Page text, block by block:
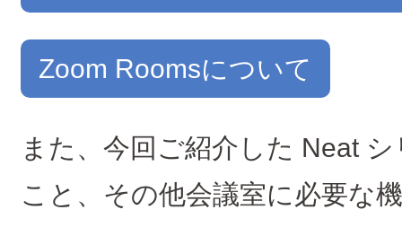
Zoom Roomsについて
また、今回ご紹介した Neat
こと、その他会議室に必要な